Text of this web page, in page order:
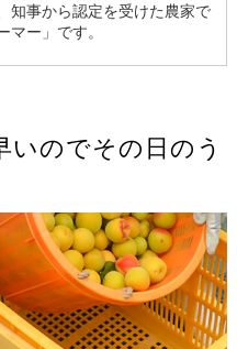
知事から認定を受けた農家で
マー」です。
いのでその日のう